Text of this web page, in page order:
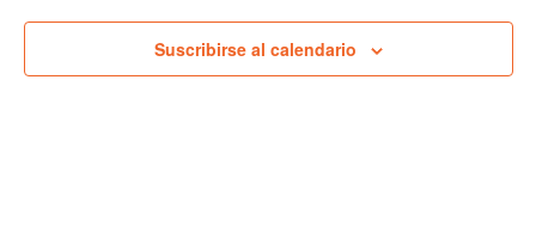
Suscribirse al calendario